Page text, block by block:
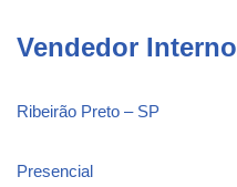
Vendedor Interno
Ribeirão Preto – SP
Presencial